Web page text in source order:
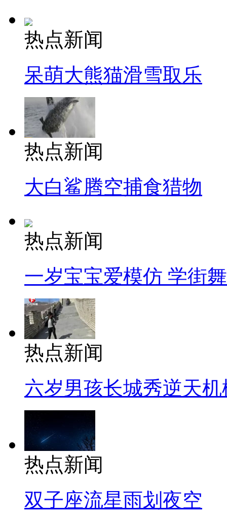
热点新闻
呆萌大熊猫滑雪取乐
热点新闻
大白鲨腾空捕食猎物
热点新闻
一岁宝宝爱模仿 学街
热点新闻
六岁男孩长城秀逆天机
热点新闻
双子座流星雨划夜空